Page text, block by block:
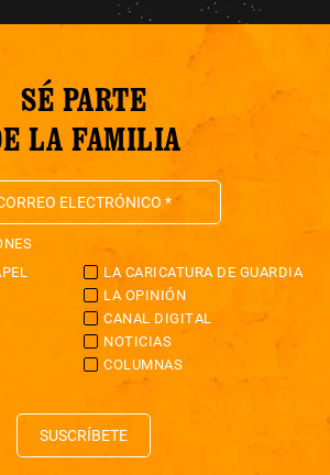
SÉ PARTE
LA FAMILIA
LA CARICATURA DE GUARDIA
LA OPINIÓN
CANAL DIGITAL
NOTICIAS
COLUMNAS
SUSCRÍBETE